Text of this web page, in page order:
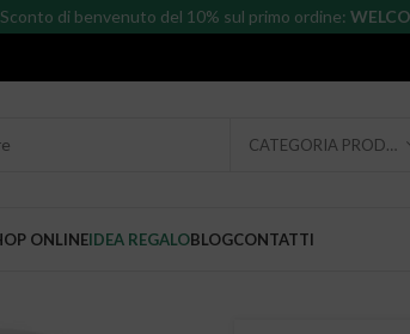
CATEGORIA PRODOTTO
ONLINEIDEA REGALOBLOGCONTATTI
Sconto di benvenuto del 10% sul primo ordine: